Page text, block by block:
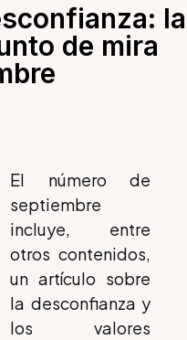
la
de mira
El número de
septiembre
incluye, entre
otros contenidos,
un artículo sobre
la desconfianza y
los valores